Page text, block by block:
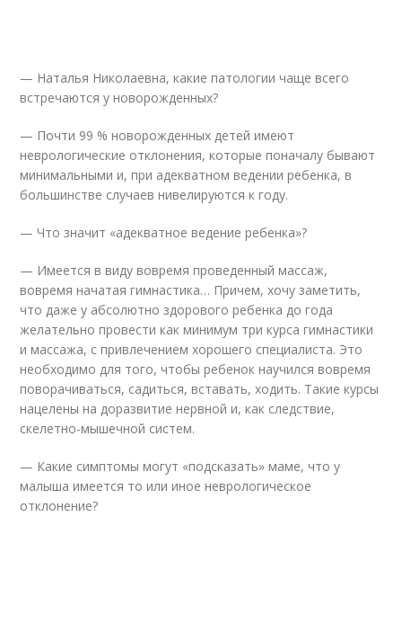
— Наталья Николаевна, какие патологии чаще всего
встречаются у новорожденных?
— Почти 99 % новорожденных детей имеют
неврологические отклонения, которые поначалу бывают
минимальными и, при адекватном ведении ребенка, в
большинстве случаев нивелируются к году.
— Что значит «адекватное ведение ребенка»?
— Имеется в виду вовремя проведенный массаж,
вовремя начатая гимнастика… Причем, хочу заметить,
что даже у абсолютно здорового ребенка до года
желательно провести как минимум три курса гимнастики
и массажа, с привлечением хорошего специалиста. Это
необходимо для того, чтобы ребенок научился вовремя
поворачиваться, садиться, вставать, ходить. Такие курсы
нацелены на доразвитие нервной и, как следствие,
скелетно-мышечной систем.
— Какие симптомы могут «подсказать» маме, что у
малыша имеется то или иное неврологическое
отклонение?